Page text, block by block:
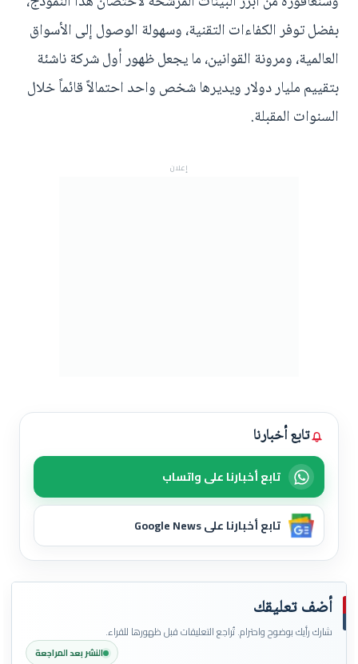
بفضل توفر الكفاءات التقنية، وسهولة الوصول إلى الأسواق
العالمية، ومرونة القوانين، ما يجعل ظهور أول شركة ناشئة
بتقييم مليار دولار ويديرها شخص واحد احتمالاً قائماً خلال
السنوات المقبلة.
إعلان
تابع أخبارنا
تابع أخبارنا على واتساب
تابع أخبارنا على Google News
أضف تعليقك
شارك رأيك بوضوح واحترام. تُراجع التعليقات قبل ظهورها للقراء.
النشر بعد المراجعة